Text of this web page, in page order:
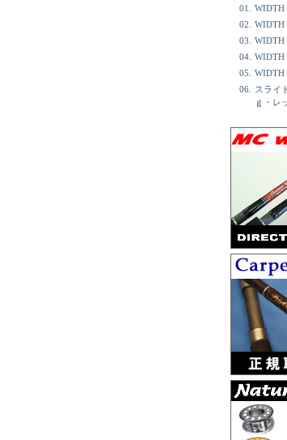
01.
WIDTH
02.
WIDTH
03.
WIDTH
04. WIDTH
05.
WIDTH
06.
スライ
ｇ・レ